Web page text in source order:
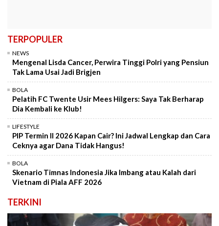
TERPOPULER
NEWS
Mengenal Lisda Cancer, Perwira Tinggi Polri yang Pensiun
Tak Lama Usai Jadi Brigjen
BOLA
Pelatih FC Twente Usir Mees Hilgers: Saya Tak Berharap
Dia Kembali ke Klub!
LIFESTYLE
PIP Termin II 2026 Kapan Cair? Ini Jadwal Lengkap dan Cara
Ceknya agar Dana Tidak Hangus!
BOLA
Skenario Timnas Indonesia Jika Imbang atau Kalah dari
Vietnam di Piala AFF 2026
TERKINI